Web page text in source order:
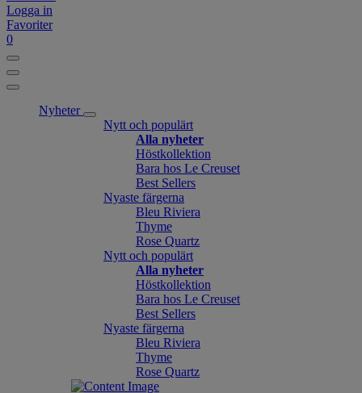
Logga in
Favoriter
0
Nyheter
Nytt och populärt
Alla nyheter
Höstkollektion
Bara hos Le Creuset
Best Sellers
Nyaste färgerna
Bleu Riviera
Thyme
Rose Quartz
Nytt och populärt
Alla nyheter
Höstkollektion
Bara hos Le Creuset
Best Sellers
Nyaste färgerna
Bleu Riviera
Thyme
Rose Quartz